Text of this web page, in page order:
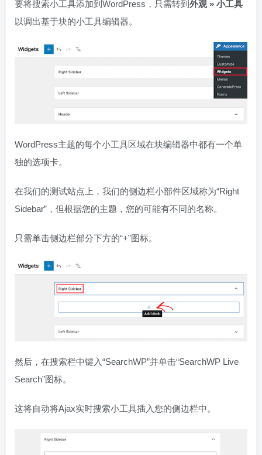
要将搜索小工具添加到WordPress，只需转到 外观 » 小工具
以调出基于块的小工具编辑器。
WordPress主题的每个小工具区域在块编辑器中都有一个单
独的选项卡。
在我们的测试站点上，我们的侧边栏小部件区域称为“Right
Sidebar”，但根据您的主题，您的可能有不同的名称。
只需单击侧边栏部分下方的“+”图标。
然后，在搜索栏中键入“SearchWP”并单击“SearchWP Live
Search”图标。
这将自动将Ajax实时搜索小工具插入您的侧边栏中。